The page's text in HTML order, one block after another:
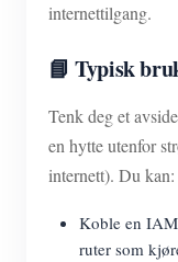
internettilgang.
📘 Typisk
Tenk deg et
en hytte utenfor
internett). Du kan:
Koble en
ruter som